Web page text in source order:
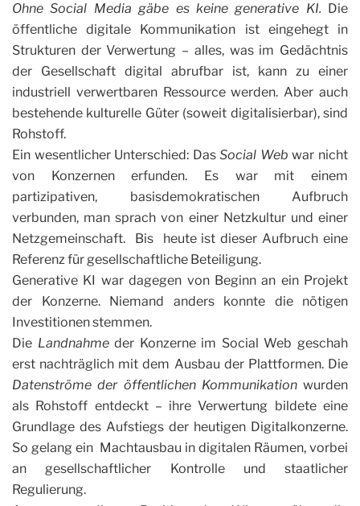
Ohne Social Media gäbe es keine generative KI. Die
öffentliche digitale Kommunikation ist eingehegt in
Strukturen der Verwertung – alles, was im Gedächtnis
der Gesellschaft digital abrufbar ist, kann zu einer
industriell verwertbaren Ressource werden. Aber auch
bestehende kulturelle Güter (soweit digitalisierbar), sind
Rohstoff.
Ein wesentlicher Unterschied: DasSocial Web war nicht
von Konzernen erfunden. Es war mit einem
partizipativen, basisdemokratischen Aufbruch
verbunden, man sprach von einer Netzkultur und einer
Netzgemeinschaft. Bis heute ist dieser Aufbruch eine
Referenz für gesellschaftliche Beteiligung.
Generative KI war dagegen von Beginn an ein Projekt
der Konzerne. Niemand anders konnte die nötigen
Investitionen stemmen.
Die Landnahmeder Konzerne im Social Web geschah
erst nachträglich mit dem Ausbau der Plattformen. Die
Datenströme der öffentlichen Kommunikation wurden
als Rohstoff entdeckt – ihre Verwertung bildete eine
Grundlage des Aufstiegs der heutigen Digitalkonzerne.
So gelang ein Machtausbau in digitalen Räumen, vorbei
an gesellschaftlicher Kontrolle und staatlicher
Regulierung.